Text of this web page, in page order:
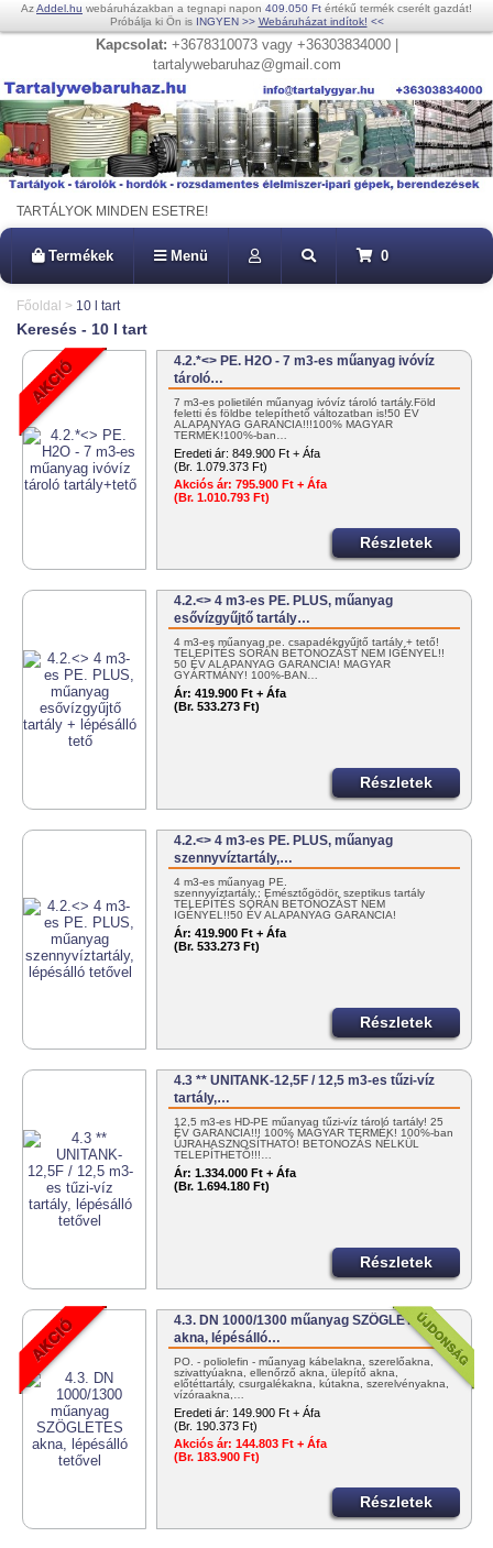
AzAddel.hu webáruházakban a tegnapi napon 409.050 Ft értékű termék cserélt gazdát!
Próbálja ki Ön is INGYEN >> Webáruházat indítok! <<
Kapcsolat: +3678310073 vagy +36303834000 |
tartalywebaruhaz@gmail.com
TARTÁLYOK MINDEN ESETRE!
Termékek Menü 0
Főoldal > 10 l tart
Keresés - 10 l tart
4.2.*<> PE. H2O - 7 m3-es műanyag ivóvíz
tároló…
7 m3-es polietilén műanyag ivóvíz tároló tartály.Föld
feletti és földbe telepíthető változatban is!50 ÉV
ALAPANYAG GARANCIA!!!100% MAGYAR
TERMÉK!100%-ban…
Eredeti ár: 849.900 Ft + Áfa
(Br. 1.079.373 Ft)
Akciós ár: 795.900 Ft + Áfa
(Br. 1.010.793 Ft)
Részletek
4.2.<> 4 m3-es PE. PLUS, műanyag
esővízgyűjtő tartály…
4 m3-es műanyag pe. csapadékgyűjtő tartály + tető!
TELEPÍTÉS SORÁN BETONOZÁST NEM IGÉNYEL!!
50 ÉV ALAPANYAG GARANCIA! MAGYAR
GYÁRTMÁNY! 100%-BAN…
Ár: 419.900 Ft + Áfa
(Br. 533.273 Ft)
Részletek
4.2.<> 4 m3-es PE. PLUS, műanyag
szennyvíztartály,…
4 m3-es műanyag PE.
szennyvíztartály,; Emésztőgödör, szeptikus tartály
TELEPÍTÉS SORÁN BETONOZÁST NEM
IGÉNYEL!!50 ÉV ALAPANYAG GARANCIA!
MAGYAR…
Ár: 419.900 Ft + Áfa
(Br. 533.273 Ft)
Részletek
4.3 ** UNITANK-12,5F / 12,5 m3-es tűzi-víz
tartály,…
12,5 m3-es HD-PE műanyag tűzi-víz tároló tartály! 25
ÉV GARANCIA!!! 100% MAGYAR TERMÉK! 100%-ban
ÚJRAHASZNOSÍTHATÓ! BETONOZÁS NÉLKÜL
TELEPÍTHETŐ!!!…
Ár: 1.334.000 Ft + Áfa
(Br. 1.694.180 Ft)
Részletek
4.3. DN 1000/1300 műanyag SZÖGLETES
akna, lépésálló…
PO. - poliolefin - műanyag kábelakna, szerelőakna,
szivattyúakna, ellenőrző akna, ülepítő akna,
előtéttartály, csurgalékakna, kútakna, szerelvényakna,
vízóraakna,…
Eredeti ár: 149.900 Ft + Áfa
(Br. 190.373 Ft)
Akciós ár: 144.803 Ft + Áfa
(Br. 183.900 Ft)
Részletek